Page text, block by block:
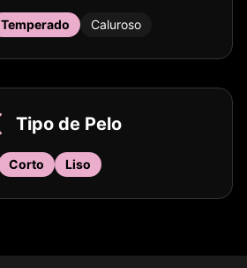
Temperado Caluroso
Tipo de Pelo
Corto Liso